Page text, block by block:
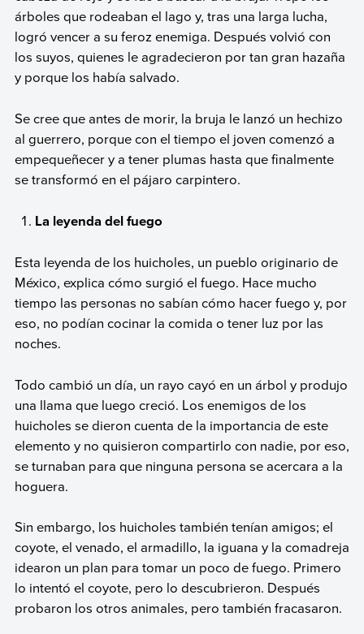
árboles que rodeaban el lago y, tras una larga lucha,
logró vencer a su feroz enemiga. Después volvió con
los suyos, quienes le agradecieron por tan gran hazaña
y porque los había salvado.
Se cree que antes de morir, la bruja le lanzó un hechizo
al guerrero, porque con el tiempo el joven comenzó a
empequeñecer y a tener plumas hasta que finalmente
se transformó en el pájaro carpintero.
La leyenda del fuego
Esta leyenda de los huicholes, un pueblo originario de
México, explica cómo surgió el fuego. Hace mucho
tiempo las personas no sabían cómo hacer fuego y, por
eso, no podían cocinar la comida o tener luz por las
noches.
Todo cambió un día, un rayo cayó en un árbol y produjo
una llama que luego creció. Los enemigos de los
huicholes se dieron cuenta de la importancia de este
elemento y no quisieron compartirlo con nadie, por eso,
se turnaban para que ninguna persona se acercara a la
hoguera.
Sin embargo, los huicholes también tenían amigos; el
coyote, el venado, el armadillo, la iguana y la comadreja
idearon un plan para tomar un poco de fuego. Primero
lo intentó el coyote, pero lo descubrieron. Después
probaron los otros animales, pero también fracasaron.